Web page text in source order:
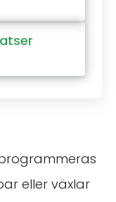
eller växlar